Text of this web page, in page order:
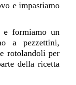
e impastiamo
e formiamo un
a pezzettini,
rotolandoli per
della ricetta